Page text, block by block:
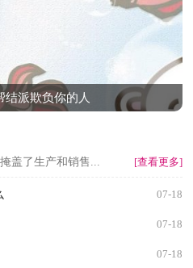
结派欺负你的人
盖了生产和销售... [查看更多]
07-18
07-18
07-18